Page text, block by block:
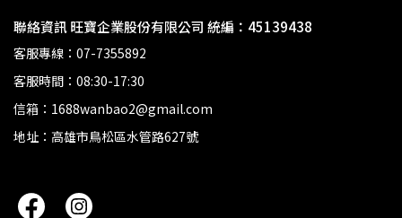
聯絡資訊 旺寶企業股份有限公司 統編：45139438
客服專線：07-7355892
客服時間：08:30-17:30
信箱：1688wanbao2@gmail.com
地址：高雄市鳥松區水管路627號